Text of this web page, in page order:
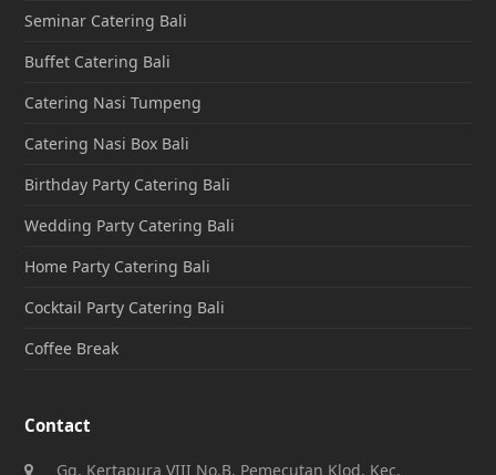
Seminar Catering Bali
Buffet Catering Bali
Catering Nasi Tumpeng
Catering Nasi Box Bali
Birthday Party Catering Bali
Wedding Party Catering Bali
Home Party Catering Bali
Cocktail Party Catering Bali
Coffee Break
Contact
Gg. Kertapura VIII No.B, Pemecutan Klod, Kec.